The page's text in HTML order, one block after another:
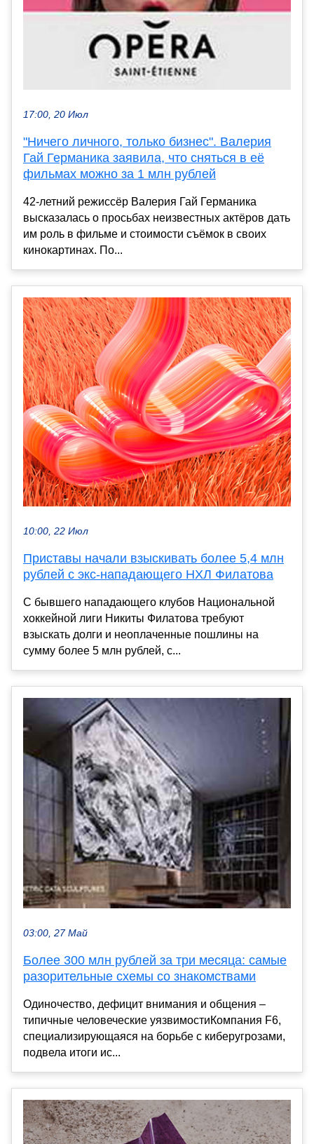
17:00, 20 Июл
"Ничего личного, только бизнес". Валерия
Гай Германика заявила, что сняться в её
фильмах можно за 1 млн рублей
42-летний режиссёр Валерия Гай Германика
высказалась о просьбах неизвестных актёров дать
им роль в фильме и стоимости съёмок в своих
кинокартинах. По...
10:00, 22 Июл
Приставы начали взыскивать более 5,4 млн
рублей с экс-нападающего НХЛ Филатова
С бывшего нападающего клубов Национальной
хоккейной лиги Никиты Филатова требуют
взыскать долги и неоплаченные пошлины на
сумму более 5 млн рублей, с...
03:00, 27 Май
Более 300 млн рублей за три месяца: самые
разорительные схемы со знакомствами
Одиночество, дефицит внимания и общения –
типичные человеческие уязвимостиКомпания F6,
специализирующаяся на борьбе с киберугрозами,
подвела итоги ис...